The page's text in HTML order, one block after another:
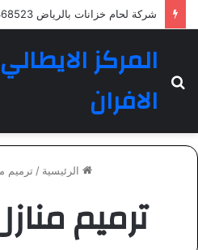
شركة لحام خزانات بالرياض 0531468523
المركز
الافرانعن
الرئيسية / ترميم
ترميم